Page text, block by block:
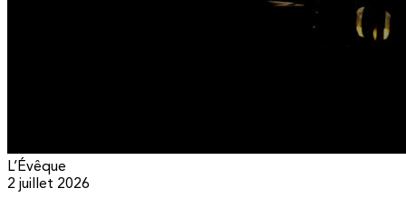
L’Évêque
2 juillet 2026